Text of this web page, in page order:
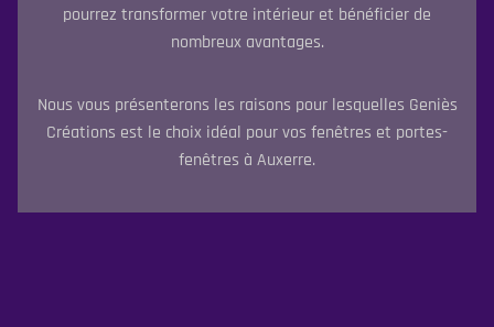
pourrez transformer votre intérieur et bénéficier de
nombreux avantages.
Nous vous présenterons les raisons pour lesquelles Geniès
Créations est le choix idéal pour vos fenêtres et portes-
fenêtres à Auxerre.